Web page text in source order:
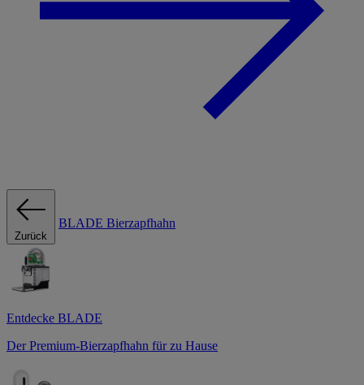
Zurück
BLADE Bierzapfhahn
Entdecke BLADE
Der Premium-Bierzapfhahn für zu Hause